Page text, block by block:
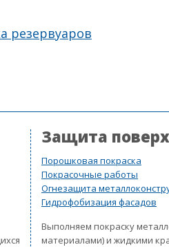
резервуаров
Защита
Порошковая покраска
Покрасочные работы
Огнезащита
Гидрофобизация фасадов
Выполняем покраску
материалами) и жидкими